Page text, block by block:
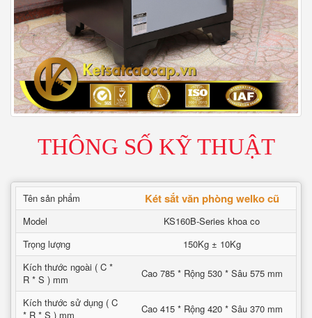
THÔNG SỐ KỸ THUẬT
Tên sản phẩm Két sắt văn phòng welko cũ
Model
KS160B-Series khoa co
Trọng lượng
150Kg ± 10Kg
Kích thước ngoài ( C *
R * S ) mm
Cao 785 * Rộng 530 * Sâu 575 mm
Kích thước sử dụng ( C
* R * S ) mm
Cao 415 * Rộng 420 * Sâu 370 mm